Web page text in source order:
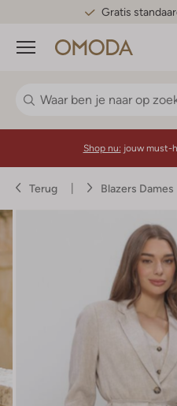
Gratis
Menu
Shop nu: jouw must-
Terug Blazers Dames